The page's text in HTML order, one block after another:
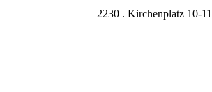
2230 . Kirchenplatz 10-11